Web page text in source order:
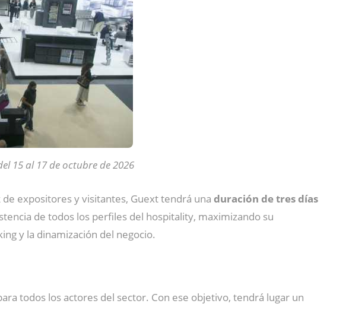
15 al 17 de octubre de 2026
expositores y visitantes, Guext tendrá una duración de tres días
de todos los perfiles del hospitality, maximizando su
y la dinamización del negocio.
todos los actores del sector. Con ese objetivo, tendrá lugar un